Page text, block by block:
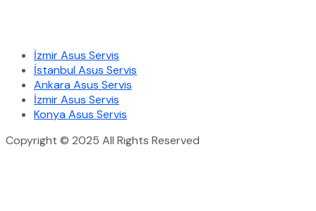
İzmir Asus Servis
İstanbul Asus Servis
Ankara Asus Servis
İzmir Asus Servis
Konya Asus Servis
Copyright © 2025 All Rights Reserved